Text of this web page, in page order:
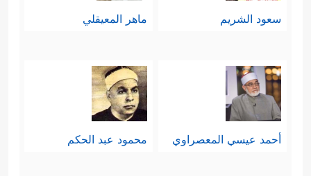
سعود الشريم ماهر المعيقلي
أحمد عيسي المعصراوي محمود عبد الحكم